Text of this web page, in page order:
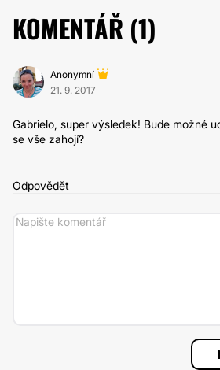
KOMENTÁŘ (1)
Anonymní
21. 9. 2017
Gabrielo, super výsledek! Bude možné
se vše zahojí?
Odpovědět